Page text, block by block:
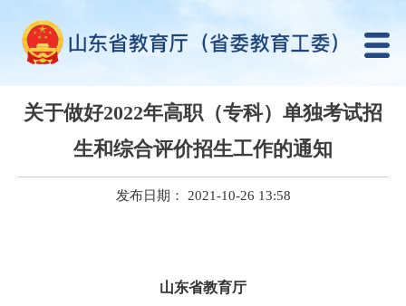
关于做好2022年高职（专科）单独考试招
生和综合评价招生工作的通知
发布日期： 2021-10-26 13:58
山东省教育厅